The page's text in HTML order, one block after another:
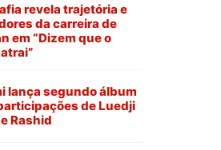
revela trajetória e
da carreira de
em “Dizem que o
lança segundo álbum
de Luedji
Rashid